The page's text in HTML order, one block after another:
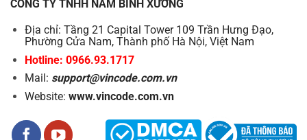
CÔNG TY TNHH NAM BÌNH XƯƠNG
Địa chỉ: Tầng 21 Capital Tower 109 Trần Hưng Đạo,
Phường Cửa Nam, Thành phố Hà Nội, Việt Nam
Hotline: 0966.93.1717
Mail: support@vincode.com.vn
Website: www.vincode.com.vn